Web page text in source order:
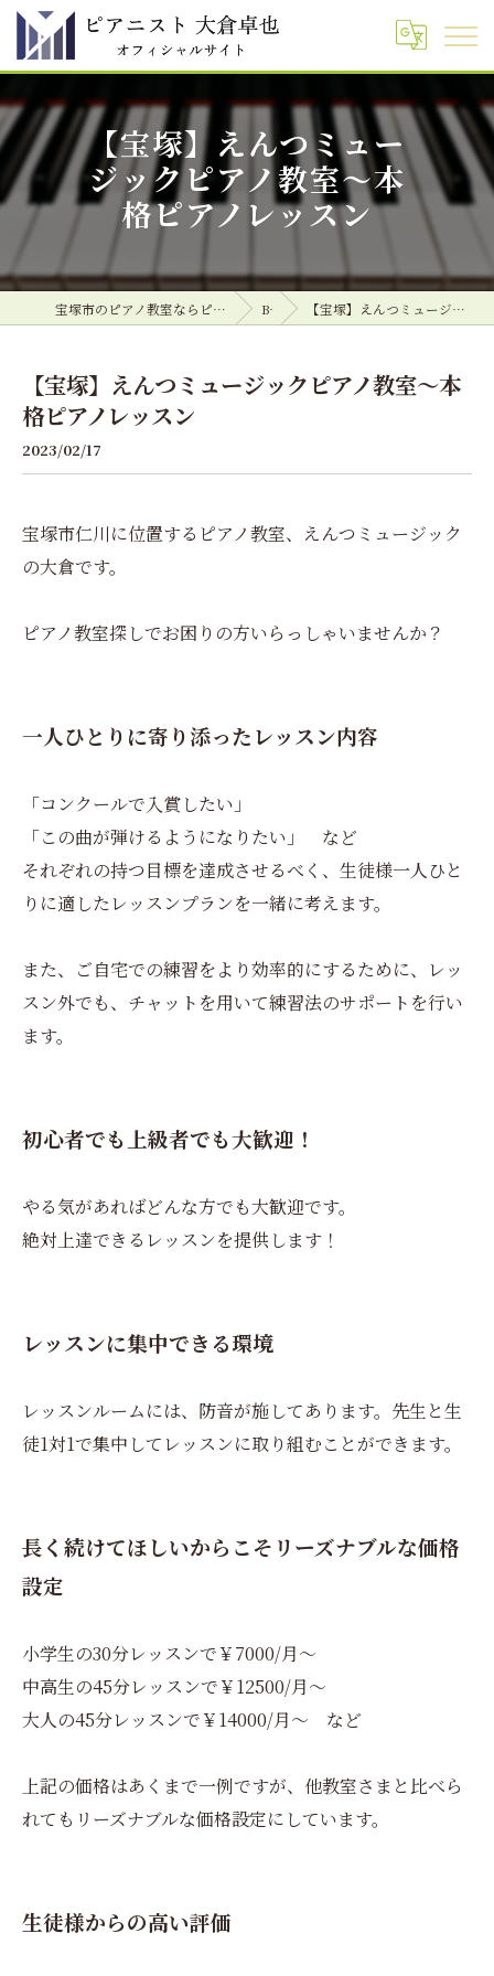
【宝塚】えんつミュー
ジックピアノ教室～本
格ピアノレッスン
宝塚市のピアノ教室ならピアニスト 大倉卓也 オフィシャルサイト Blog 【宝塚】えんつミュージックピアノ教室～本格ピアノレッスン
【宝塚】えんつミュージックピアノ教室～本
格ピアノレッスン
2023/02/17
宝塚市仁川に位置するピアノ教室、えんつミュージック
の大倉です。
ピアノ教室探しでお困りの方いらっしゃいませんか？
一人ひとりに寄り添ったレッスン内容
「コンクールで入賞したい」
「この曲が弾けるようになりたい」 など
それぞれの持つ目標を達成させるべく、生徒様一人ひと
りに適したレッスンプランを一緒に考えます。
また、ご自宅での練習をより効率的にするために、レッ
スン外でも、チャットを用いて練習法のサポートを行い
ます。
初心者でも上級者でも大歓迎！
やる気があればどんな方でも大歓迎です。
絶対上達できるレッスンを提供します！
レッスンに集中できる環境
レッスンルームには、防音が施してあります。先生と生
徒1対1で集中してレッスンに取り組むことができます。
長く続けてほしいからこそリーズナブルな価格
設定
小学生の30分レッスンで￥7000/月～
中高生の45分レッスンで￥12500/月～
大人の45分レッスンで￥14000/月～ など
上記の価格はあくまで一例ですが、他教室さまと比べら
れてもリーズナブルな価格設定にしています。
生徒様からの高い評価